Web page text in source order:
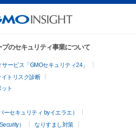
のセキュリティ事業について
ービス「GMOセキュリティ24」
イトリスク診断
ト
セキュリティ byイエラエ）
）
なりすまし対策